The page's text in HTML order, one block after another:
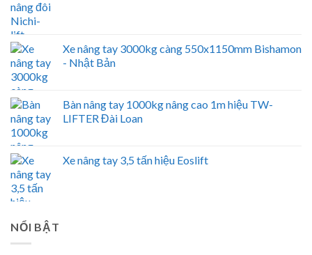
Xe nâng tay 3000kg càng 550x1150mm Bishamon
- Nhật Bản
Bàn nâng tay 1000kg nâng cao 1m hiệu TW-
LIFTER Đài Loan
Xe nâng tay 3,5 tấn hiệu Eoslift
NỔI BẬT